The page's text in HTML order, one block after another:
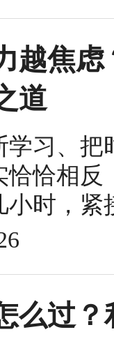
越焦
道
习、
恰相
时，
么过